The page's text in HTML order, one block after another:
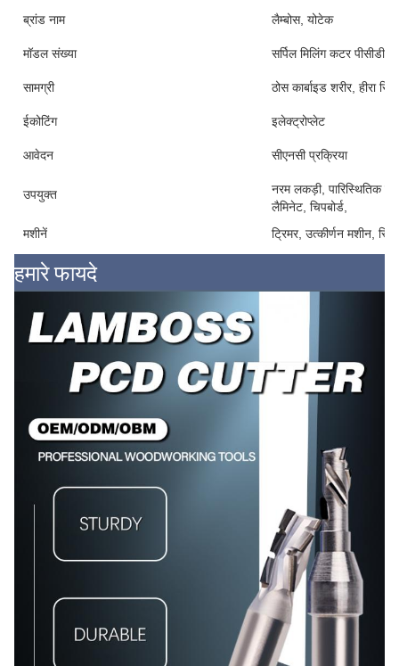
ब्रांड नाम लैम्बोस, योटेक
मॉडल संख्या सर्पिल मिलिंग कटर पीसीडी
सामग्री ठोस कार्बाइड शरीर, हीरा सिर
ईकोटिंग इलेक्ट्रोप्लेट
आवेदन सीएनसी प्रक्रिया
उपयुक्त
नरम लकड़ी, पारिस्थितिक
लैमिनेट, चिपबोर्ड,
मशीनें
ट्रिमर, उत्कीर्णन मशीन,
हमारे फायदे